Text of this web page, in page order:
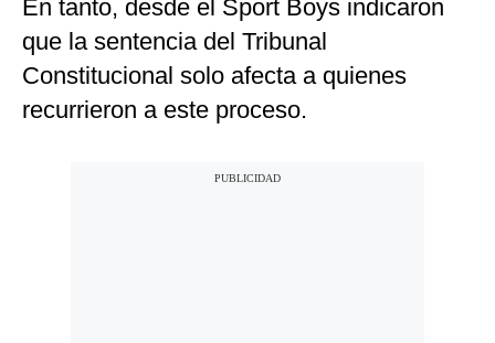
En tanto, desde el Sport Boys indicaron
que la sentencia del Tribunal
Constitucional solo afecta a quienes
recurrieron a este proceso.